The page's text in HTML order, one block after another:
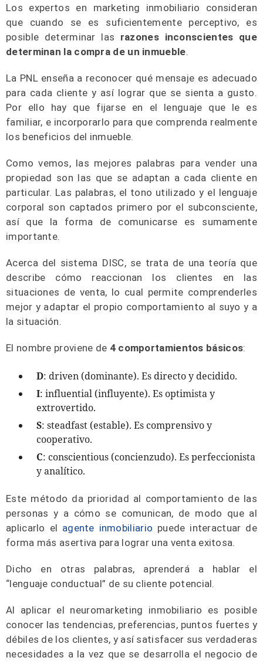
Los expertos en marketing inmobiliario consideran
que cuando se es suficientemente perceptivo, es
posible determinar las razones inconscientes que
determinan la compra de un inmueble.
La PNL enseña a reconocer qué mensaje es adecuado
para cada cliente y así lograr que se sienta a gusto.
Por ello hay que fijarse en el lenguaje que le es
familiar, e incorporarlo para que comprenda realmente
los beneficios del inmueble.
Como vemos, las mejores palabras para vender una
propiedad son las que se adaptan a cada cliente en
particular. Las palabras, el tono utilizado y el lenguaje
corporal son captados primero por el subconsciente,
así que la forma de comunicarse es sumamente
importante.
Acerca del sistema DISC, se trata de una teoría que
describe cómo reaccionan los clientes en las
situaciones de venta, lo cual permite comprenderles
mejor y adaptar el propio comportamiento al suyo y a
la situación.
El nombre proviene de 4 comportamientos básicos:
D: driven (dominante). Es directo y decidido.
I: influential (influyente). Es optimista y
extrovertido.
S: steadfast (estable). Es comprensivo y
cooperativo.
C: conscientious (concienzudo). Es perfeccionista
y analítico.
Este método da prioridad al comportamiento de las
personas y a cómo se comunican, de modo que al
aplicarlo el agente inmobiliario puede interactuar de
forma más asertiva para lograr una venta exitosa.
Dicho en otras palabras, aprenderá a hablar el
“lenguaje conductual” de su cliente potencial.
Al aplicar el neuromarketing inmobiliario es posible
conocer las tendencias, preferencias, puntos fuertes y
débiles de los clientes, y así satisfacer sus verdaderas
necesidades a la vez que se desarrolla el negocio de